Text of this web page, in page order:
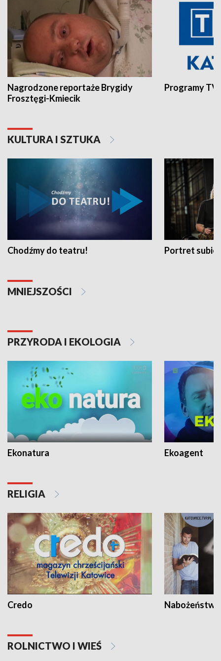
Nagrodzone reportaże Brygidy
Frosztęgi-Kmiecik
Programy
KULTURA I SZTUKA
Chodźmy do teatru! Portret
MNIEJSZOŚCI
PRZYRODA I EKOLOGIA
Ekonatura Ekoagent
RELIGIA
Credo
ROLNICTWO I WIEŚ